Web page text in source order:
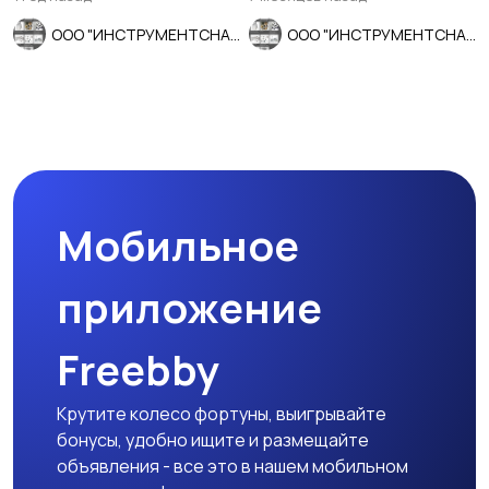
Мобильное
приложение
Freebby
Крутите колесо фортуны, выигрывайте
бонусы, удобно ищите и размещайте
объявления - все это в нашем мобильном